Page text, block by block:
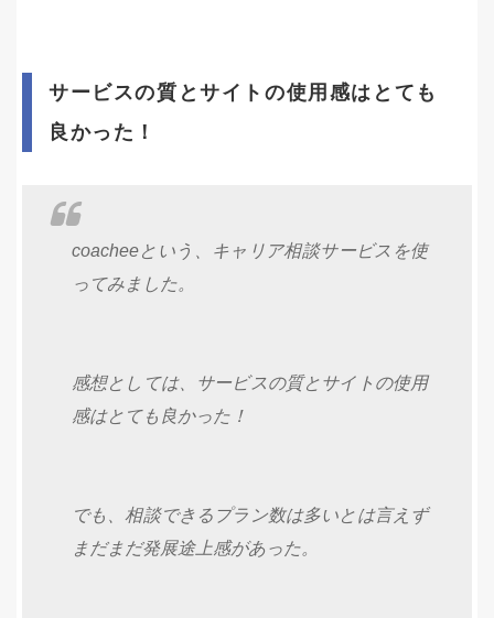
サービスの質とサイトの使用感はとても
良かった！
coacheeという、キャリア相談サービスを使
ってみました。
感想としては、サービスの質とサイトの使用
感はとても良かった！
でも、相談できるプラン数は多いとは言えず
まだまだ発展途上感があった。